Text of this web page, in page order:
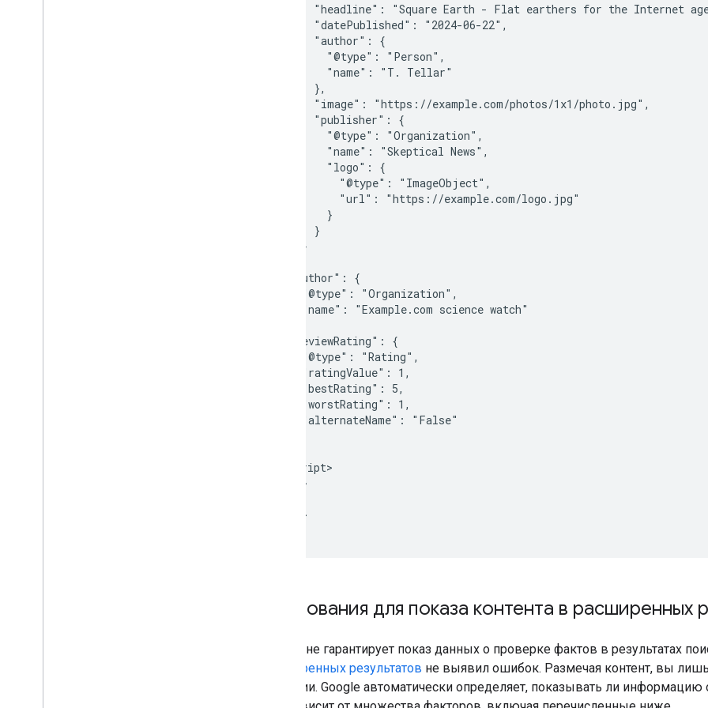
"headline": "Square Earth - Flat earthers for the Internet
          "datePublished": "2024-06-22",
          "author": {
            "@type": "Person",
            "name": "T. Tellar"
          },
          "image": "https://example.com/photos/1x1/photo.jpg",
          "publisher": {
            "@type": "Organization",
            "name": "Skeptical News",
            "logo": {
              "@type": "ImageObject",
              "url": "https://example.com/logo.jpg"
            }
          }
        }
      "author": {
        "@type": "Organization",
        "name": "Example.com science watch"
      "reviewRating": {
        "@type": "Rating",
        "ratingValue": 1,
        "bestRating": 5,
        "worstRating": 1,
        "alternateName": "False"
    </script>
  </head>
  </body>
Требования для показа контента в расширенных
Google не гарантирует показ данных о проверке фактов в результатах
расширенных результатов не выявил ошибок. Размечая контент, вы
функции. Google автоматически определяет, показывать ли